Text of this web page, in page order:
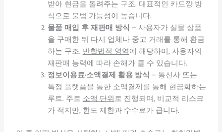
받아 현금을 돌려주는 구조. 대표적인 카드깡 방
식으로 불법 가능성이 높습니다.
물품 매입 후 재판매 방식 – 사용자가 실물 상품
을 구매한 뒤 다시 업체나 중고 거래를 통해 환금
하는 구조. 반합법적 영역에 해당하며, 사용자의
재판매 능력에 따라 손해가 클 수 있습니다.
정보이용료·소액결제 활용 방식 – 통신사 또는
특정 플랫폼을 통한 소액결제를 통해 현금화하는
루트. 주로 소액 단위 로 진행되며, 비교적 리스크
가 적지만, 한도 제한과 수수료가 큽니다.